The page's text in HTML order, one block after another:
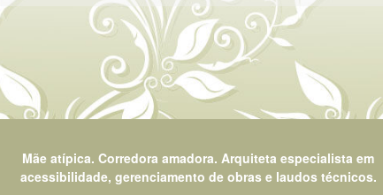
Mãe atípica. Corredora amadora. Arquiteta especialista em
acessibilidade, gerenciamento de obras e laudos técnicos.